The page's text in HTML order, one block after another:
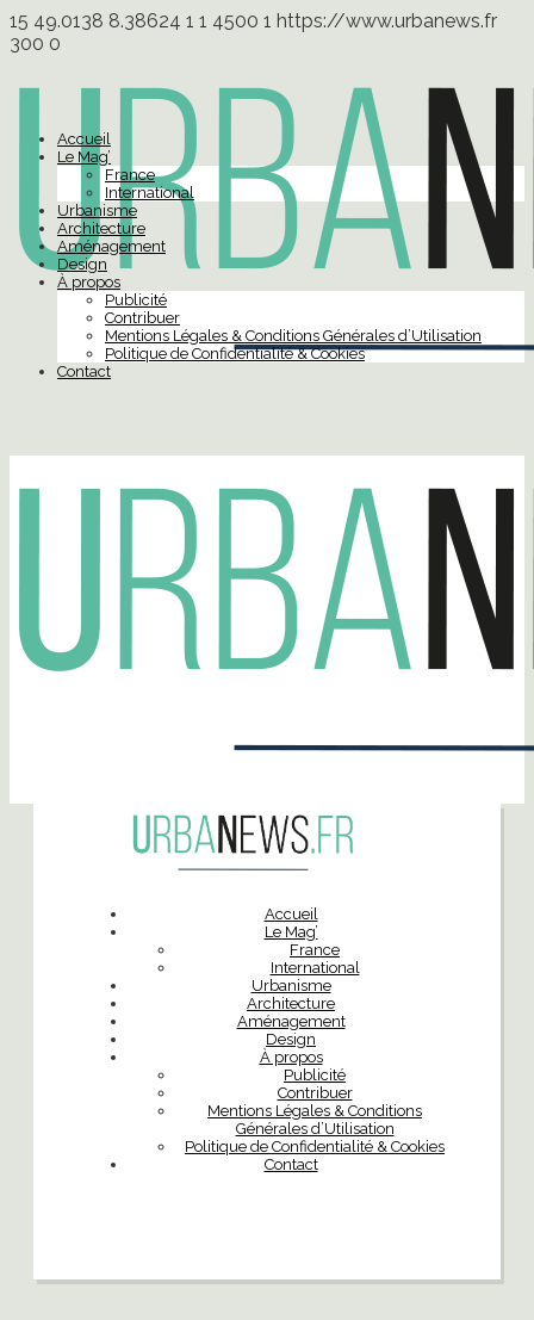
15 49.0138 8.38624 1 1 4500 1 https://www.urbanews.fr
300 0
Accueil
Le Mag’
France
International
Urbanisme
Architecture
Aménagement
Design
À propos
Publicité
Contribuer
Mentions Légales & Conditions Générales d’Utilisation
Politique de Confidentialité & Cookies
Contact
Accueil
Le Mag’
France
International
Urbanisme
Architecture
Aménagement
Design
À propos
Publicité
Contribuer
Mentions Légales & Conditions
Générales d’Utilisation
Politique de Confidentialité & Cookies
Contact